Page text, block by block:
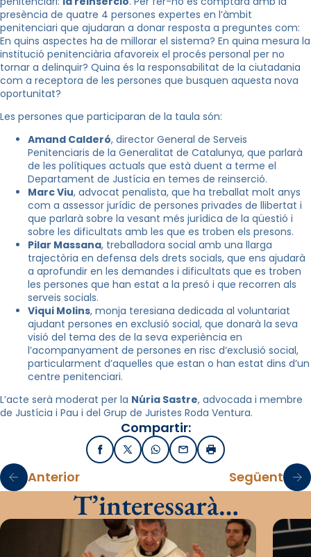
presència de quatre 4 persones expertes en l’àmbit
penitenciari que ajudaran a donar resposta a preguntes com:
En quins aspectes ha de millorar el sistema? En quina mesura la
institució penitenciària afavoreix el procés personal per no
tornar a delinquir? Quina és la responsabilitat de la ciutadania
com a receptora de les persones que busquen aquesta nova
oportunitat?
Les persones que participaran de la taula són:
Amand Calderó, director General de Serveis
Penitenciaris de la Generalitat de Catalunya, que parlarà
de les polítiques actuals que està duent a terme el
Departament de Justícia en temes de reinserció.
Marc Viu, advocat penalista, que ha treballat molt anys
com a assessor jurídic de persones privades de llibertat i
que parlarà sobre la vesant més jurídica de la qüestió i
sobre les dificultats amb les que es troben els presons.
Pilar Massana, treballadora social amb una llarga
trajectòria en defensa dels drets socials, que ens ajudarà
a aprofundir en les demandes i dificultats que es troben
les persones que han estat a la presó i que recorren als
serveis socials.
Viqui Molins, monja teresiana dedicada al voluntariat
ajudant persones en exclusió social, que donarà la seva
visió del tema des de la seva experiència en
l’acompanyament de persones en risc d’exclusió social,
particularment d’aquelles que estan o han estat dins d’un
centre penitenciari.
L’acte serà moderat per la Núria Sastre, advocada i membre
de Justícia i Pau i del Grup de Juristes Roda Ventura.
Compartir:
FacebookX / TwitterWhatsApp
EmailImprimir
Anterior Següent
T’interessarà…